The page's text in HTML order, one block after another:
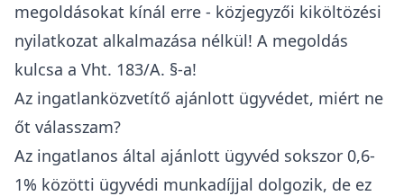
megoldásokat kínál erre - közjegyzői kiköltözési
nyilatkozat alkalmazása nélkül! A megoldás
kulcsa a Vht. 183/A. §-a!
Az ingatlanközvetítő ajánlott ügyvédet, miért ne
őt válasszam?
Az ingatlanos által ajánlott ügyvéd sokszor 0,6-
1% közötti ügyvédi munkadíjjal dolgozik, de ez